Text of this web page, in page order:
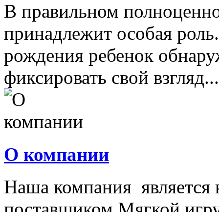
В правильном
принадлежит особая
рождения ребенок
фиксировать свой взгляд...
О компании
Наша компания